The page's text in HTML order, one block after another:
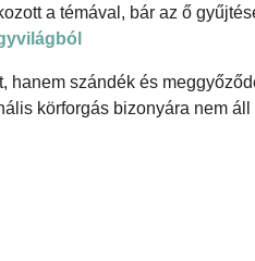
a témával, bár az ő
hanem szándék és
körforgás bizonyára nem